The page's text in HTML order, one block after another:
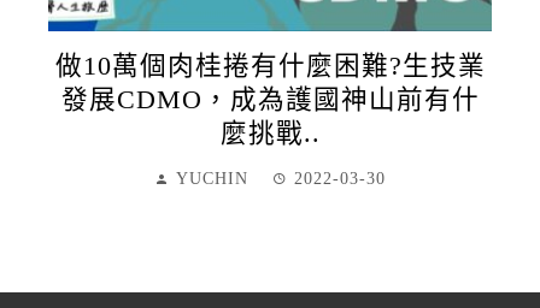
做10萬個肉桂捲有什麼困難?生技業
發展CDMO，成為護國神山前有什
麼挑戰..
YUCHIN 2022-03-30